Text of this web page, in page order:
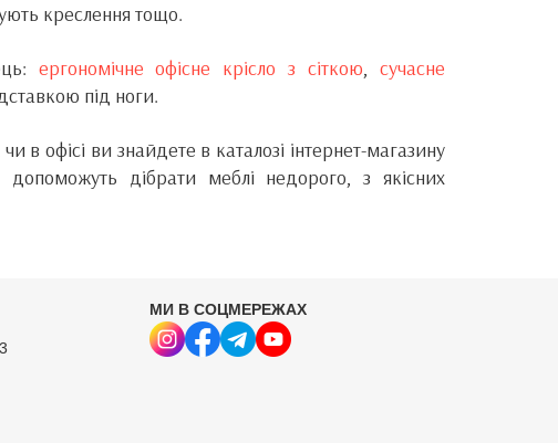
креслення тощо.
ергономічне офісне крісло з сіткою,сучасне
під ноги.
в офісі ви знайдете в каталозі інтернет-магазину
дібрати меблі недорого, з якісних
МИ В СОЦМЕРЕЖАХ